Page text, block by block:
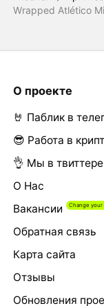
Wrapped Atlético
О проекте
🤘 Паблик в
😎 Работа в
👌 Мы в твиттере
О Нас
Вакансии
Обратная связь
Карта сайта
Отзывы
Обновления